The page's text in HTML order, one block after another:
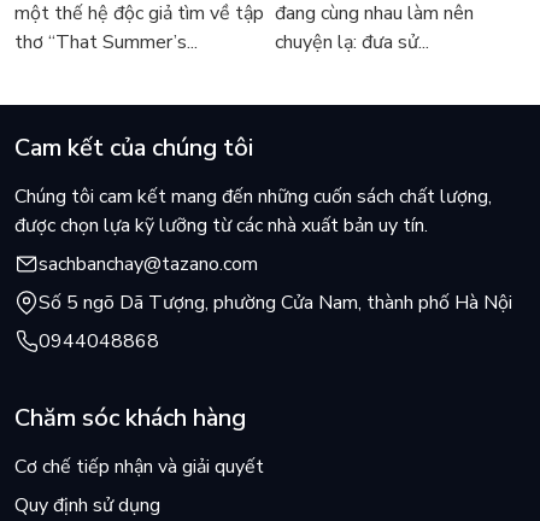
một thế hệ độc giả tìm về tập
thơ “That Summer’s...
đang cùng nhau làm nên
chuyện lạ: đưa sử...
Cam kết của chúng tôi
Chúng tôi cam kết mang đến những cuốn sách chất lượng,
được chọn lựa kỹ lưỡng từ các nhà xuất bản uy tín.
sachbanchay@tazano.com
Số 5 ngõ Dã Tượng, phường Cửa Nam, thành phố Hà Nội
0944048868
Chăm sóc khách hàng
Cơ chế tiếp nhận và giải quyết
Quy định sử dụng